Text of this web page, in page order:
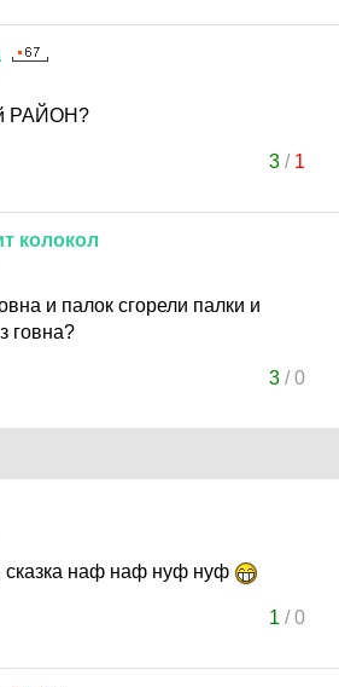
РАЙОН?
3/ 1
колокол
и палок сгорели палки и
говна?
3/0
сказка наф наф нуф нуф
1 /0